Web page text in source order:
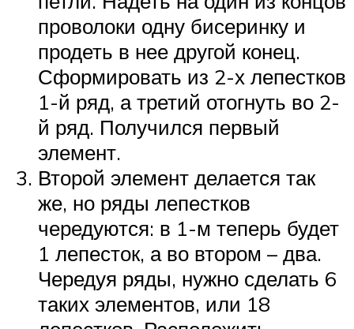
проволоки одну бисеринку и
продеть в нее другой конец.
Сформировать из 2-х лепестков
1-й ряд, а третий отогнуть во 2-
й ряд. Получился первый
элемент.
Второй элемент делается так
же, но ряды лепестков
чередуются: в 1-м теперь будет
1 лепесток, а во втором – два.
Чередуя ряды, нужно сделать 6
таких элементов, или 18